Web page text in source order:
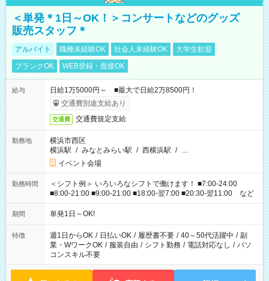
＜単発＊1日～OK！＞コンサートなどのグッズ
販売スタッフ＊
アルバイト 職種未経験OK 社会人未経験OK
大学生歓迎
ブランクOK
WEB登録・面接OK
給与
日給1万5000円～ ■最大で日給2万8500円！
交通費別途支給あり
交通費 交通費規定支給
勤務地
横浜市西区
横浜駅 / みなとみらい駅 / 西横浜駅 / …
イベント会場
勤務時間
＜シフト例＞ いろいろなシフトで働けます！ ■7:00-24:00
■8:00-21:00 ■9:00-21:00 ■18:00-翌7:00 ■20:30-翌11:00 など
期間 単発1日～OK!
特徴 週1日からOK / 日払いOK / 履歴書不要 / 40～50代活躍中 / 副
業・WワークOK / 服装自由 / シフト勤務 / 電話対応なし / パソ
コンスキル不要